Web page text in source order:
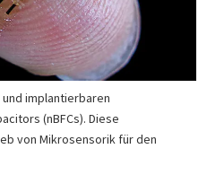
implantierbaren
(nBFCs). Diese
von Mikrosensorik für den